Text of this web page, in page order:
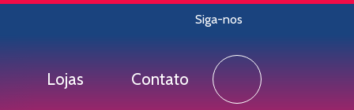
Siga-nos
Lojas Contato